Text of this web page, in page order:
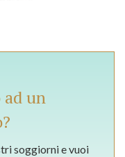
ad un
soggiorni e vuoi